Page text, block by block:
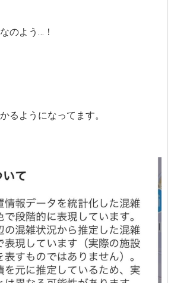
のよう…！
るようになってます。